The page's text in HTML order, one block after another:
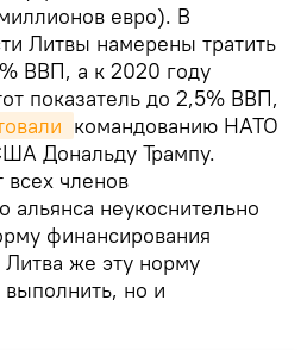
евро). В
Литвы намерены тратить
ВВП, а к 2020 году
показатель до 2,5% ВВП,
командованию НАТО
Дональду Трампу.
членов
альянса неукоснительно
финансирования
же эту норму
выполнить, но и